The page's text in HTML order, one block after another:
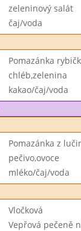
zeleninový salát
čaj/voda
Pomazánka
chléb,zelenina
kakao/čaj/voda
Pomazánka z
pečivo,ovoce
mléko/čaj/voda
Vločková
Vepřová pečeně